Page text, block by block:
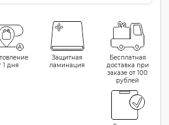
1 дня
Защитная
ламинация
Бесплатная
доставка при
заказе от 100
рублей